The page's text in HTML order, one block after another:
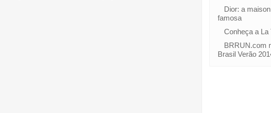
Dior: a
famosa
Conheça a La
BRRUN.com
Brasil Verão